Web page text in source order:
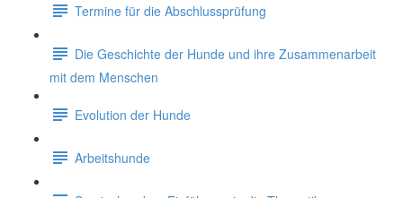
Termine für die Abschlussprüfung
Die Geschichte der Hunde und ihre Zusammenarbeit
mit dem Menschen
Evolution der Hunde
Arbeitshunde